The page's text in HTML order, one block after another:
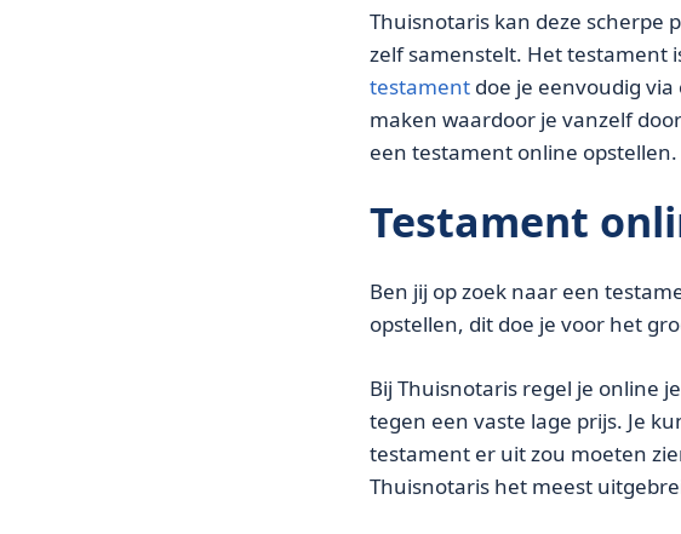
Thuisnotaris kan deze scherpe
zelf samenstelt. Het testament
testamentdoe je eenvoudig via
maken waardoor je vanzelf
een testament online
Testament
Ben jij op zoek naar een
opstellen, dit doe je voor het
Bij Thuisnotaris regel je online je
tegen een vaste lage prijs. Je
testament er uit zou moeten
Thuisnotaris het meest